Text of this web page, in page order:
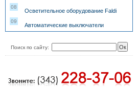
08
Осветительное оборудование Faldi
09
Автоматические выключатели
Поиск по сайту: